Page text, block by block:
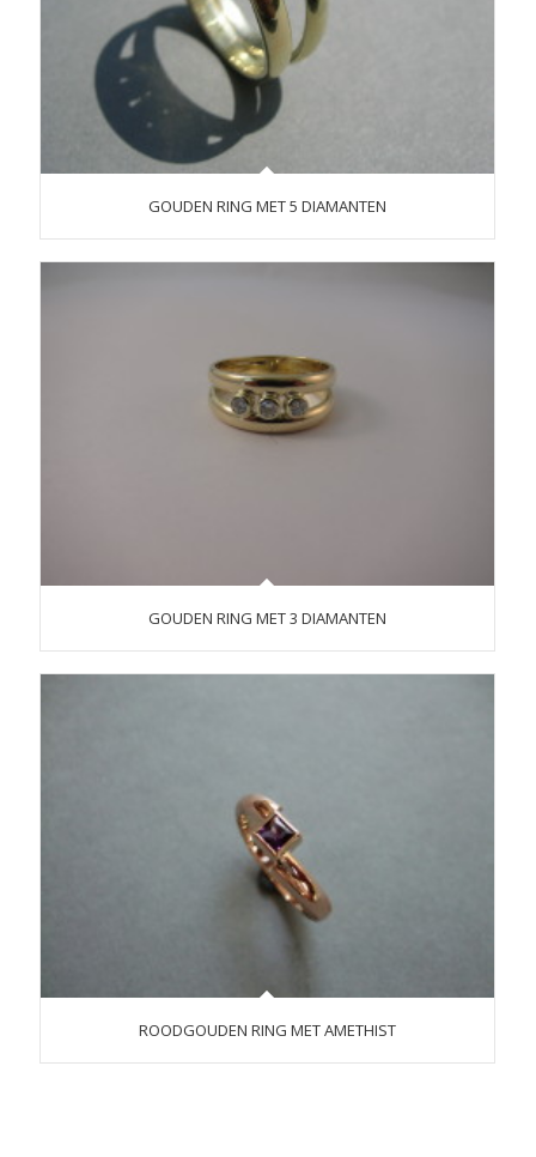
GOUDEN RING MET 5 DIAMANTEN
GOUDEN RING MET 3 DIAMANTEN
ROODGOUDEN RING MET AMETHIST